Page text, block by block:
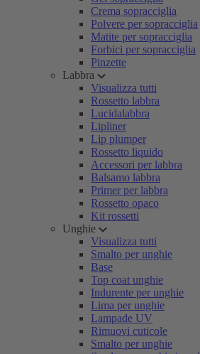
Crema sopracciglia
Polvere per sopracciglia
Matite per sopracciglia
Forbici per sopracciglia
Pinzette
Labbra
Visualizza tutti
Rossetto labbra
Lucidalabbra
Lipliner
Lip plumper
Rossetto liquido
Accessori per labbra
Balsamo labbra
Primer per labbra
Rossetto opaco
Kit rossetti
Unghie
Visualizza tutti
Smalto per unghie
Base
Top coat unghie
Indurente per unghie
Lima per unghie
Lampade UV
Rimuovi cuticole
Smalto per unghie